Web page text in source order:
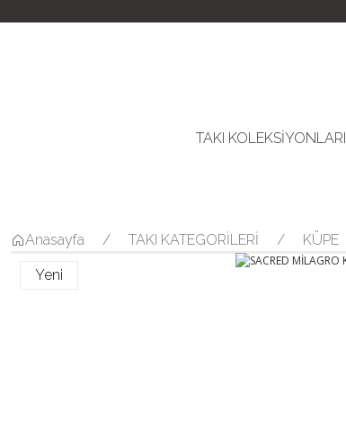
TAKI KOLEKSİYONLARI
Anasayfa TAKI KATEGORİLERİ KÜPE
Yeni